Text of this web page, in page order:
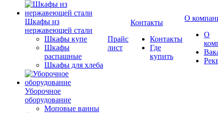
Шкафы из
нержавеющей стали
Шкафы купе
Шкафы
распашные
Шкафы для хлеба
Уборочное
оборудование
Моповые ванны
Прайс
лист
Контакты
Контакты
Где
купить
О
О